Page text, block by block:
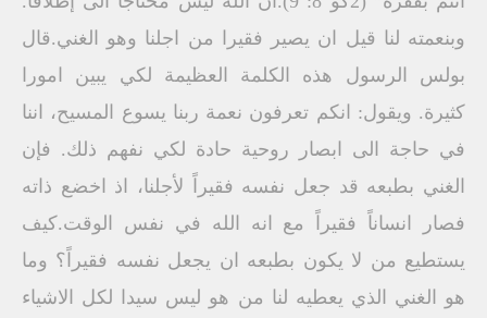
وبنعمته لنا قيل ان يصير فقيرا من اجلنا وهو الغني.قال
بولس الرسول هذه الكلمة العظيمة لكي يبين امورا
كثيرة. ويقول: انكم تعرفون نعمة ربنا يسوع المسيح، اننا
في حاجة الى ابصار روحية حادة لكي نفهم ذلك. فإن
الغني بطبعه قد جعل نفسه فقيراً لأجلنا، اذ اخضع ذاته
فصار انساناً فقيراً مع انه الله في نفس الوقت.كيف
يستطيع من لا يكون بطبعه ان يجعل نفسه فقيراً؟ وما
هو الغني الذي يعطيه لنا من هو ليس سيدا لكل الاشياء